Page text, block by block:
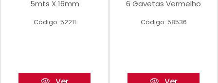
5mts X 16mm
Código: 52211
6 Gavetas Vermelho
Código: 58536